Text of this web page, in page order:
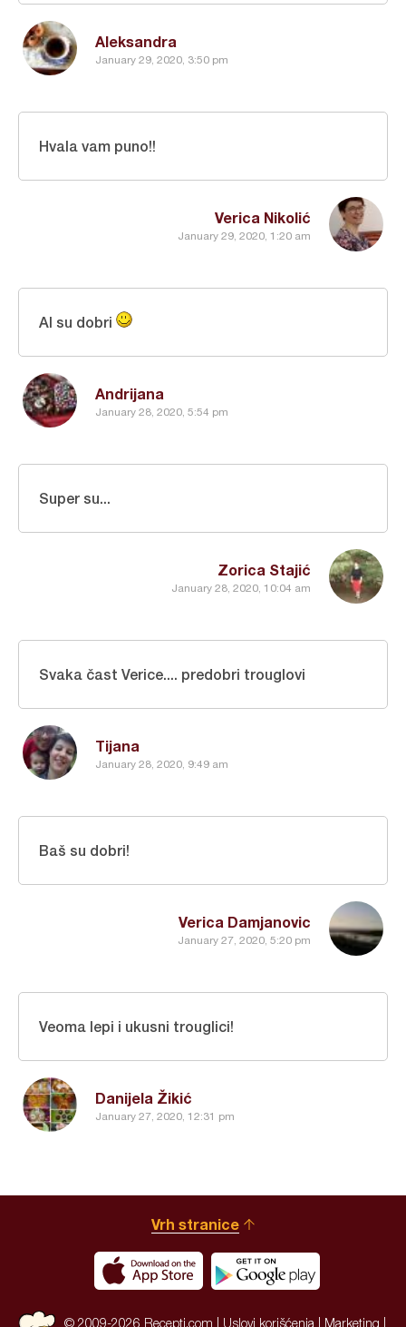
Aleksandra
January 29, 2020, 3:50 pm
Verica Nikolić
January 29, 2020, 1:20 am
Hvala vam puno!!
Andrijana
January 28, 2020, 5:54 pm
Al su dobri
Zorica Stajić
January 28, 2020, 10:04 am
Super su...
Tijana
January 28, 2020, 9:49 am
Svaka čast Verice.... predobri trouglovi
Verica Damjanovic
January 27, 2020, 5:20 pm
Baš su dobri!
Danijela Žikić
January 27, 2020, 12:31 pm
Veoma lepi i ukusni trouglici!
Vrh stranice
© 2009-2026 Recepti.com | Uslovi korišćenja Marketing